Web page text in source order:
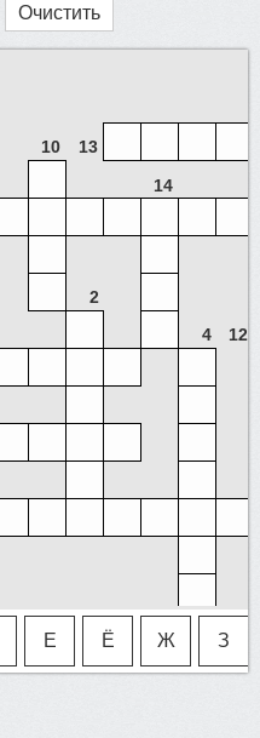
Очистить
Е Ё Ж З
10
13
14
2
4
12